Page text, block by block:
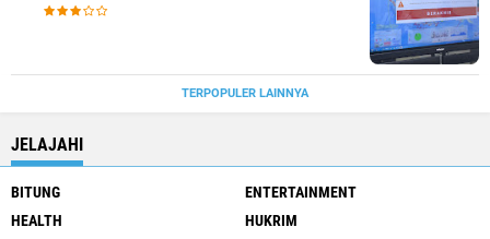
TERPOPULER LAINNYA
JELAJAHI
BITUNG
ENTERTAINMENT
HEALTH
HUKRIM